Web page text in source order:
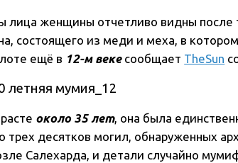
лица женщины отчетливо видны после
состоящего из меди и меха, в
ещё в 12-м векесообщает TheSun
около 35 лет, она была
трех десятков могил, обнаруженных
Салехарда, и детали случайно